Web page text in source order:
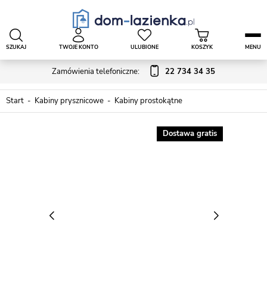
Zamówienia telefoniczne: 22 734 34 35
SZUKAJ TWOJE KONTO ULUBIONE KOSZYK MENU
Start Kabiny prysznicowe Kabiny prostokątne
Dostawa gratis